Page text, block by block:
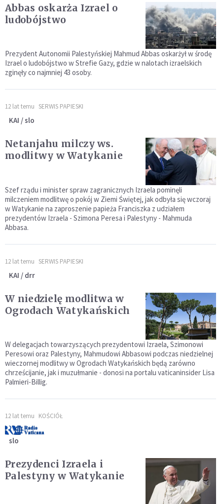
Abbas oskarża Izrael o
ludobójstwo
Prezydent Autonomii Palestyńskiej Mahmud Abbas oskarżył w środę
Izrael o ludobójstwo w Strefie Gazy, gdzie w nalotach izraelskich
zginęły co najmniej 43 osoby.
12 lat temu SERWIS PAPIESKI
KAI / slo
Netanjahu milczy ws.
modlitwy w Watykanie
Szef rządu i minister spraw zagranicznych Izraela pominęli
milczeniem modlitwę o pokój w Ziemi Świętej, jak odbyła się wczoraj
w Watykanie na zaproszenie papieża Franciszka z udziałem
prezydentów Izraela - Szimona Peresa i Palestyny - Mahmuda
Abbasa.
12 lat temu SERWIS PAPIESKI
KAI / drr
W niedzielę modlitwa w
Ogrodach Watykańskich
W delegacjach towarzyszących prezydentowi Izraela, Szimonowi
Peresowi oraz Palestyny, Mahmudowi Abbasowi podczas niedzielnej
wieczornej modlitwy w Ogrodach Watykańskich będą zarówno
chrześcijanie, jak i muzułmanie - donosi na portalu vaticaninsider Lisa
Palmieri-Billig.
12 lat temu KOŚCIÓŁ
slo
Prezydenci Izraela i
Palestyny w Watykanie